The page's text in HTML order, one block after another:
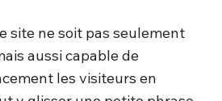
site ne soit pas seulement
aussi capable de
les visiteurs en